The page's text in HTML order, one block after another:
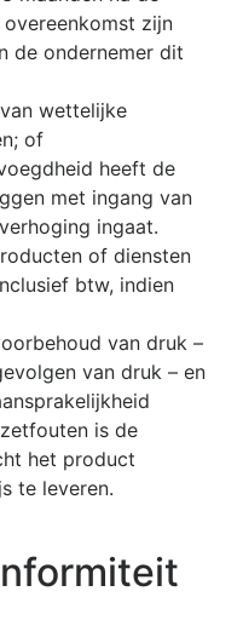
zijn
de ondernemer dit
wettelijke
of
heeft de
met ingang van
ingaat.
of diensten
btw, indien
van druk –
van druk – en
is de
het product
te leveren.